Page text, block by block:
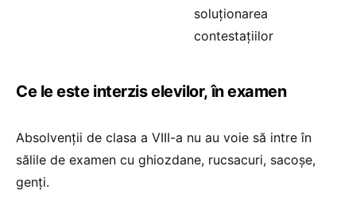
soluționarea
contestațiilor
Ce le este interzis elevilor, în examen
Absolvenții de clasa a VIII-a nu au voie să intre în
sălile de examen cu ghiozdane, rucsacuri, sacoșe,
genți.